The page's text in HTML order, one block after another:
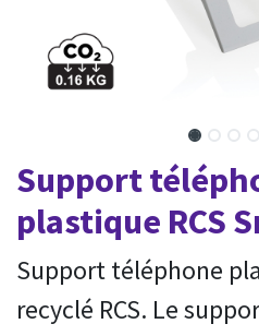
Support
plastique RCS
Support téléphone
recyclé RCS. Le